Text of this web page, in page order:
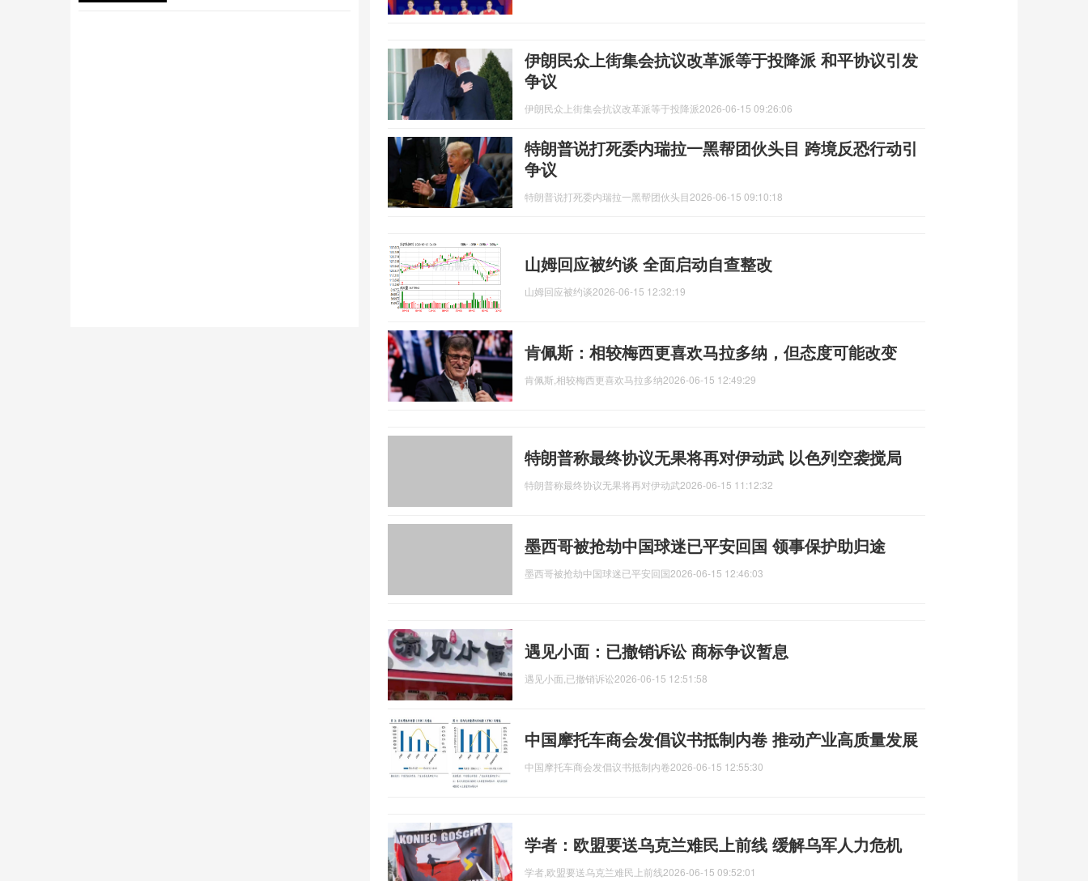
伊朗民众上街集会抗议改革派等于投降派 和平协议引发
争议
伊朗民众上街集会抗议改革派等于投降派2026-06-15 09:26:06
特朗普说打死委内瑞拉一黑帮团伙头目 跨境反恐行动引
争议
特朗普说打死委内瑞拉一黑帮团伙头目2026-06-15 09:10:18
山姆回应被约谈 全面启动自查整改
山姆回应被约谈2026-06-15 12:32:19
肯佩斯：相较梅西更喜欢马拉多纳，但态度可能改变
肯佩斯,相较梅西更喜欢马拉多纳2026-06-15 12:49:29
特朗普称最终协议无果将再对伊动武 以色列空袭搅局
特朗普称最终协议无果将再对伊动武2026-06-15 11:12:32
墨西哥被抢劫中国球迷已平安回国 领事保护助归途
墨西哥被抢劫中国球迷已平安回国2026-06-15 12:46:03
遇见小面：已撤销诉讼 商标争议暂息
遇见小面,已撤销诉讼2026-06-15 12:51:58
中国摩托车商会发倡议书抵制内卷 推动产业高质量发展
中国摩托车商会发倡议书抵制内卷2026-06-15 12:55:30
学者：欧盟要送乌克兰难民上前线 缓解乌军人力危机
学者,欧盟要送乌克兰难民上前线2026-06-15 09:52:01